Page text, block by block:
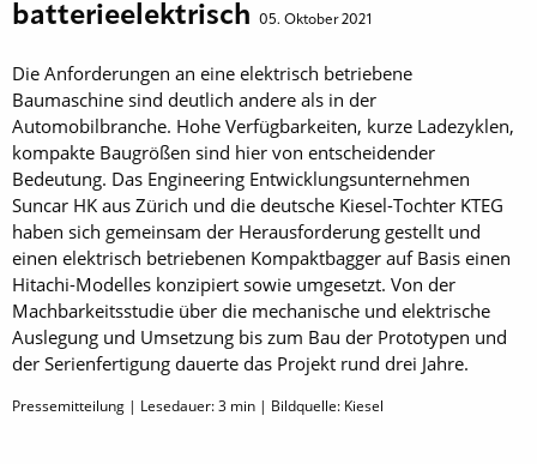
batterieelektrisch
05. Oktober 2021
Die Anforderungen an eine elektrisch betriebene
Baumaschine sind deutlich andere als in der
Automobilbranche. Hohe Verfügbarkeiten, kurze Ladezyklen,
kompakte Baugrößen sind hier von entscheidender
Bedeutung. Das Engineering Entwicklungsunternehmen
Suncar HK aus Zürich und die deutsche Kiesel-Tochter KTEG
haben sich gemeinsam der Herausforderung gestellt und
einen elektrisch betriebenen Kompaktbagger auf Basis einen
Hitachi-Modelles konzipiert sowie umgesetzt. Von der
Machbarkeitsstudie über die mechanische und elektrische
Auslegung und Umsetzung bis zum Bau der Prototypen und
der Serienfertigung dauerte das Projekt rund drei Jahre.
Pressemitteilung | Lesedauer:3 min | Bildquelle: Kiesel